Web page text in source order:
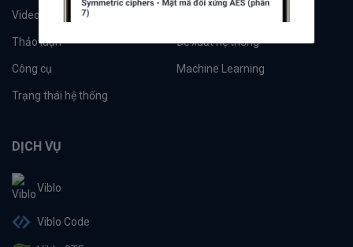
Videos
Thảo luận Đề xuất hệ thống
Công cụ Machine Learning
Trạng thái hệ thống
DỊCH VỤ
Viblo
Viblo Code